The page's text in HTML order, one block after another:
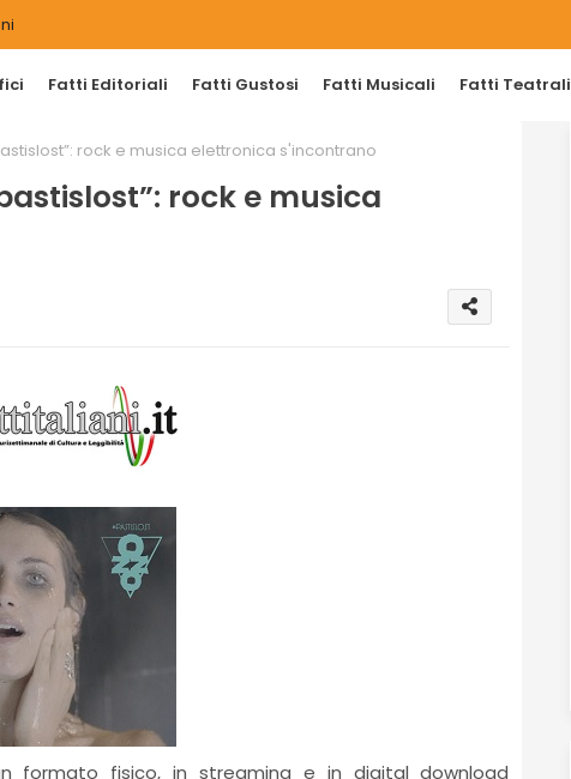
Fatti Editoriali Fatti Gustosi Fatti Musicali Fatti Teatrali
rock e musica elettronica s'incontrano
rock e musica
formato fisico, in streaming e in digital download